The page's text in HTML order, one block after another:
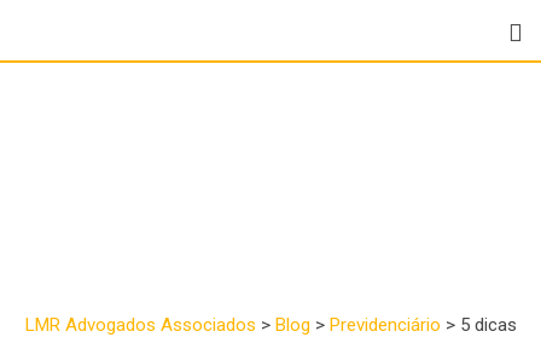
LMR Advogados Associados > Blog > Previdenciário > 5 dicas